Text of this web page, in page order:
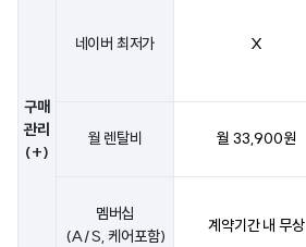
구매
관리
(+)
네이버 최저가 X
월 렌탈비 월 33,900원
멤버십
(A/S, 케어포함)
계약기간 내 무상